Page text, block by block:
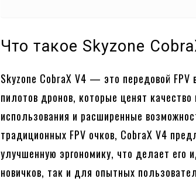
Что такое Skyzone
Skyzone CobraX V4 — это передовой
пилотов дронов, которые ценят
использования и расширенные
традиционных FPV очков, CobraX V4
улучшенную эргономику, что делает
новичков, так и для опытных